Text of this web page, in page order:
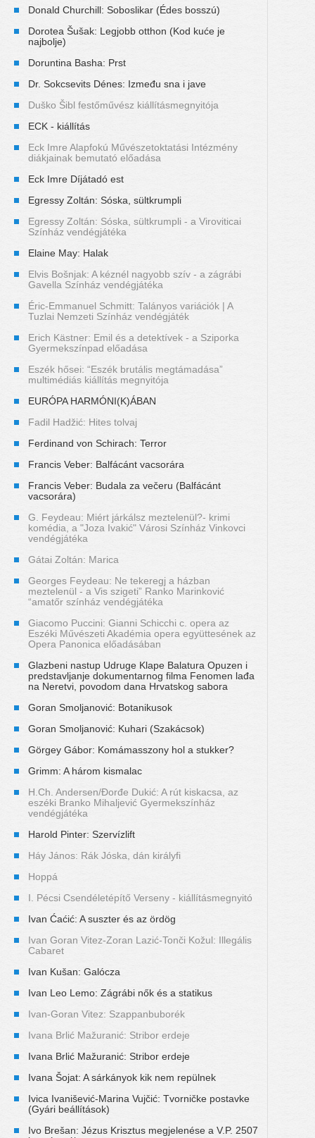
Donald Churchill: Soboslikar (Édes bosszú)
Dorotea Šušak: Legjobb otthon (Kod kuće je
najbolje)
Doruntina Basha: Prst
Dr. Sokcsevits Dénes: Između sna i jave
Duško Šibl festőművész kiállításmegnyitója
ECK - kiállítás
Eck Imre Alapfokú Művészetoktatási Intézmény
diákjainak bemutató előadása
Eck Imre Díjátadó est
Egressy Zoltán: Sóska, sültkrumpli
Egressy Zoltán: Sóska, sültkrumpli - a Viroviticai
Színház vendégjátéka
Elaine May: Halak
Elvis Bošnjak: A kéznél nagyobb szív - a zágrábi
Gavella Színház vendégjátéka
Éric-Emmanuel Schmitt: Talányos variációk | A
Tuzlai Nemzeti Színház vendégjáték
Erich Kästner: Emil és a detektívek - a Sziporka
Gyermekszínpad előadása
Eszék hősei: “Eszék brutális megtámadása”
multimédiás kiállítás megnyitója
EURÓPA HARMÓNI(K)ÁBAN
Fadil Hadžić: Hites tolvaj
Ferdinand von Schirach: Terror
Francis Veber: Balfácánt vacsorára
Francis Veber: Budala za večeru (Balfácánt
vacsorára)
G. Feydeau: Miért járkálsz meztelenül?- krimi
komédia, a "Joza Ivakić" Városi Színház Vinkovci
vendégjátéka
Gátai Zoltán: Marica
Georges Feydeau: Ne tekeregj a házban
meztelenül - a Vis szigeti” Ranko Marinković
“amatőr színház vendégjátéka
Giacomo Puccini: Gianni Schicchi c. opera az
Eszéki Művészeti Akadémia opera együttesének az
Opera Panonica előadásában
Glazbeni nastup Udruge Klape Balatura Opuzen i
predstavljanje dokumentarnog filma Fenomen lađa
na Neretvi, povodom dana Hrvatskog sabora
Goran Smoljanović: Botanikusok
Goran Smoljanović: Kuhari (Szakácsok)
Görgey Gábor: Komámasszony hol a stukker?
Grimm: A három kismalac
H.Ch. Andersen/Đorđe Dukić: A rút kiskacsa, az
eszéki Branko Mihaljević Gyermekszínház
vendégjátéka
Harold Pinter: Szervízlift
Háy János: Rák Jóska, dán királyfi
Hoppá
I. Pécsi Csendéletépítő Verseny - kiállításmegnyitó
Ivan Ćaćić: A suszter és az ördög
Ivan Goran Vitez-Zoran Lazić-Tonči Kožul: Illegális
Cabaret
Ivan Kušan: Galócza
Ivan Leo Lemo: Zágrábi nők és a statikus
Ivan-Goran Vitez: Szappanbuborék
Ivana Brlić Mažuranić: Stribor erdeje
Ivana Brlić Mažuranić: Stribor erdeje
Ivana Šojat: A sárkányok kik nem repülnek
Ivica Ivanišević-Marina Vujčić: Tvorničke postavke
(Gyári beállítások)
Ivo Brešan: Jézus Krisztus megjelenése a V.P. 2507